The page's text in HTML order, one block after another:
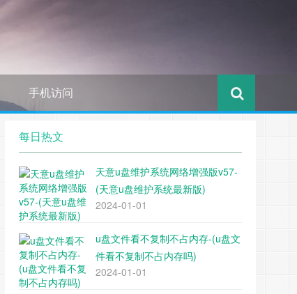
手机访问
每日热文
天意u盘维护系统网络增强版v57-
(天意u盘维护系统最新版)
2024-01-01
u盘文件看不复制不占内存-(u盘文
件看不复制不占内存吗)
2024-01-01